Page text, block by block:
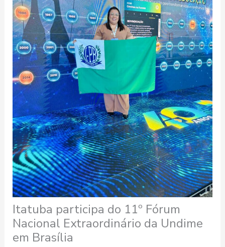
Itatuba participa do 11º Fórum
Nacional Extraordinário da Undime
em Brasília